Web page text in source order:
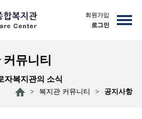
회원가입
로그인
뮤니티
자복지관의 소식
> 복지관 커뮤니티 > 공지사항